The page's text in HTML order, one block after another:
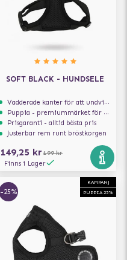
SOFT BLACK - HUNDSELE
Vadderade kanter för att undvika skav
Puppia - premiummärket för hundselar
Prisgaranti - alltid bästa pris
Justerbar rem runt bröstkorgen
149,25 kr 199 kr
Finns i Lager
KAMPANJ
PUPPIA 25%
-25%